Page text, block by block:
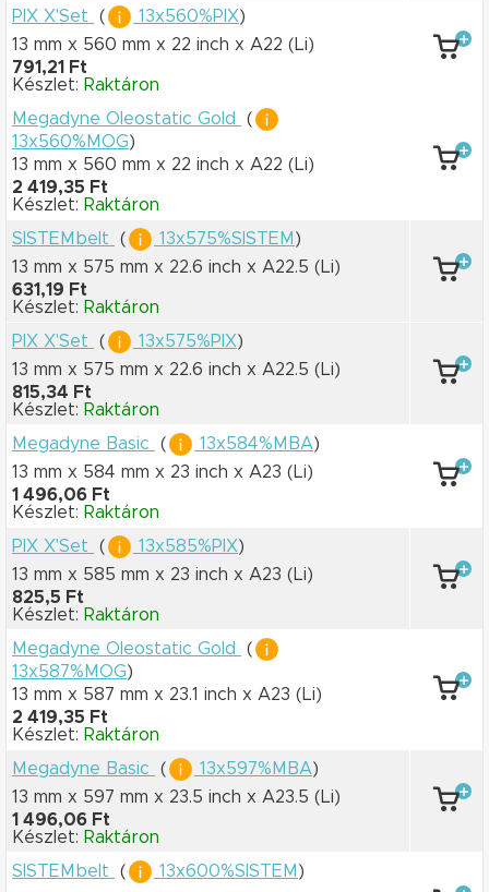
PIX X'Set
( 13x560%PIX)
13 mm x 560 mm x 22 inch x A22 (Li)
791,21 Ft
Készlet: Raktáron
Megadyne Oleostatic Gold
(
13x560%MOG)
13 mm x 560 mm x 22 inch x A22 (Li)
2 419,35 Ft
Készlet: Raktáron
SISTEMbelt
( 13x575%SISTEM )
13 mm x 575 mm x 22.6 inch x A22.5 (Li)
631,19 Ft
Készlet: Raktáron
PIX X'Set
( 13x575%PIX)
13 mm x 575 mm x 22.6 inch x A22.5 (Li)
815,34 Ft
Készlet: Raktáron
Megadyne Basic
( 13x584%MBA)
13 mm x 584 mm x 23 inch x A23 (Li)
1 496,06 Ft
Készlet: Raktáron
PIX X'Set
( 13x585%PIX)
13 mm x 585 mm x 23 inch x A23 (Li)
825,5 Ft
Készlet: Raktáron
Megadyne Oleostatic Gold
(
13x587%MOG)
13 mm x 587 mm x 23.1 inch x A23 (Li)
2 419,35 Ft
Készlet: Raktáron
Megadyne Basic
( 13x597%MBA)
13 mm x 597 mm x 23.5 inch x A23.5 (Li)
1 496,06 Ft
Készlet: Raktáron
SISTEMbelt
( 13x600%SISTEM )